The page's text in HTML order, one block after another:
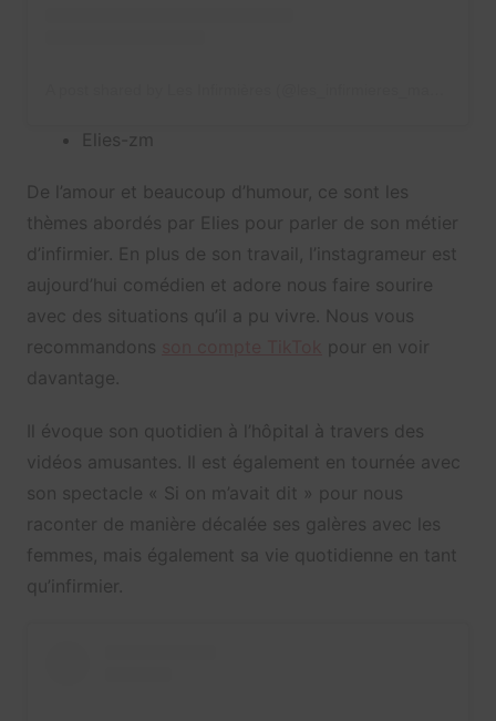
Elies-zm
De l’amour et beaucoup d’humour, ce sont les
thèmes abordés par Elies pour parler de son métier
d’infirmier. En plus de son travail, l’instagrameur est
aujourd’hui comédien et adore nous faire sourire
avec des situations qu’il a pu vivre. Nous vous
recommandons
pour en voir
davantage.
Il évoque son quotidien à l’hôpital à travers des
vidéos amusantes. Il est également en tournée avec
son spectacle « Si on m’avait dit » pour nous
raconter de manière décalée ses galères avec les
femmes, mais également sa vie quotidienne en tant
qu’infirmier.